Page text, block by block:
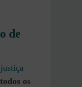
de
justiça
os